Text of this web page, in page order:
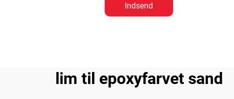
Indsend
lim til epoxyfarvet sand